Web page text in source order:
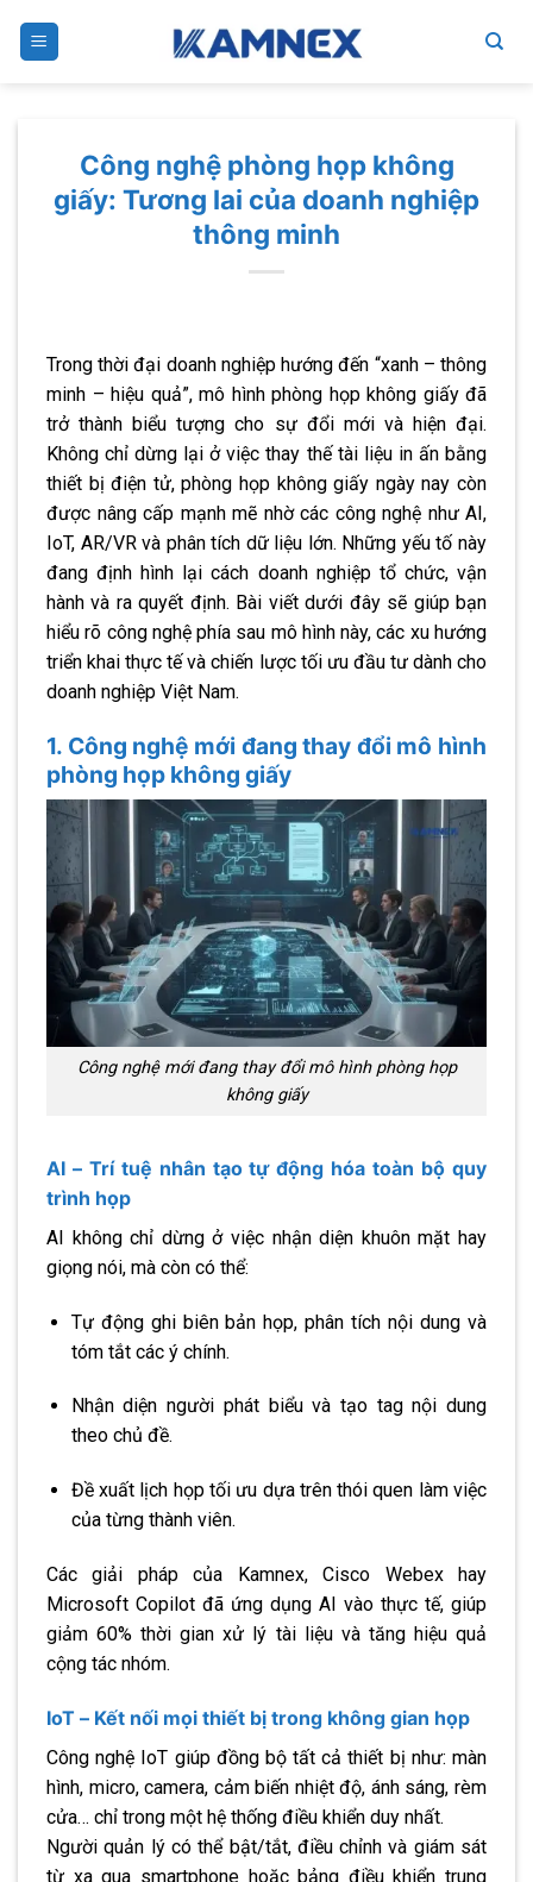
Công nghệ phòng họp không
giấy: Tương lai của doanh nghiệp
thông minh
Trong thời đại doanh nghiệp hướng đến “xanh – thông
minh – hiệu quả”, mô hình phòng họp không giấy đã
trở thành biểu tượng cho sự đổi mới và hiện đại.
Không chỉ dừng lại ở việc thay thế tài liệu in ấn bằng
thiết bị điện tử, phòng họp không giấy ngày nay còn
được nâng cấp mạnh mẽ nhờ các công nghệ như AI,
IoT, AR/VR và phân tích dữ liệu lớn. Những yếu tố này
đang định hình lại cách doanh nghiệp tổ chức, vận
hành và ra quyết định. Bài viết dưới đây sẽ giúp bạn
hiểu rõ công nghệ phía sau mô hình này, các xu hướng
triển khai thực tế và chiến lược tối ưu đầu tư dành cho
doanh nghiệp Việt Nam.
1. Công nghệ mới đang thay đổi mô hình
phòng họp không giấy
Công nghệ mới đang thay đổi mô hình phòng họp
không giấy
AI – Trí tuệ nhân tạo tự động hóa toàn bộ quy
trình họp
AI không chỉ dừng ở việc nhận diện khuôn mặt hay
giọng nói, mà còn có thể:
Tự động ghi biên bản họp, phân tích nội dung và
tóm tắt các ý chính.
Nhận diện người phát biểu và tạo tag nội dung
theo chủ đề.
Đề xuất lịch họp tối ưu dựa trên thói quen làm việc
của từng thành viên.
Các giải pháp của Kamnex, Cisco Webex hay
Microsoft Copilot đã ứng dụng AI vào thực tế, giúp
giảm 60% thời gian xử lý tài liệu và tăng hiệu quả
cộng tác nhóm.
IoT – Kết nối mọi thiết bị trong không gian họp
Công nghệ IoT giúp đồng bộ tất cả thiết bị như: màn
hình, micro, camera, cảm biến nhiệt độ, ánh sáng, rèm
cửa… chỉ trong một hệ thống điều khiển duy nhất.
Người quản lý có thể bật/tắt, điều chỉnh và giám sát
từ xa qua smartphone hoặc bảng điều khiển trung